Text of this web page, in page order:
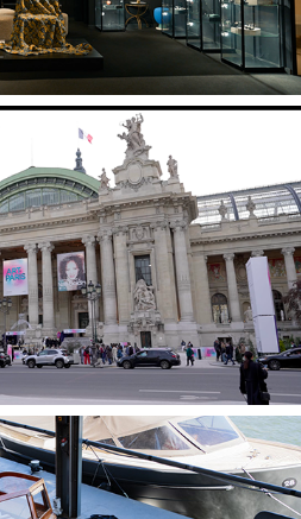
Art Paris